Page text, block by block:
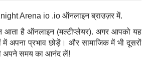
Arena io .io ऑनलाइन ब्राउज़र में.
आता है ऑनलाइन (मल्टीप्लेयर). अगर आपको यह
में अपना प्रभाव छोड़ें। और सामाजिक में भी दूसरों
अपने समय का आनंद लें!